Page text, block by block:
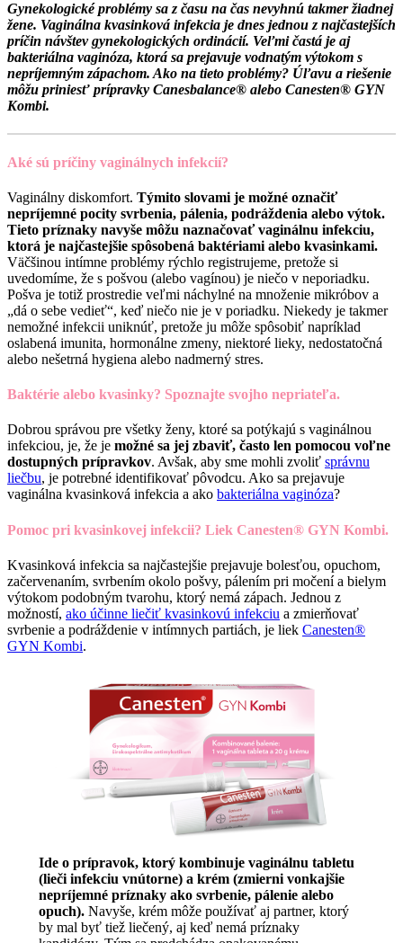
Gynekologické problémy sa z času na čas nevyhnú takmer žiadnej
žene. Vaginálna kvasinková infekcia je dnes jednou z najčastejších
príčin návštev gynekologických ordinácií. Veľmi častá je aj
bakteriálna vaginóza, ktorá sa prejavuje vodnatým výtokom s
nepríjemným zápachom. Ako na tieto problémy? Úľavu a riešenie
môžu priniesť prípravky Canesbalance® alebo Canesten® GYN
Kombi.
Aké sú príčiny vaginálnych infekcií?
Vaginálny diskomfort. Týmito slovami je možné označiť
nepríjemné pocity svrbenia, pálenia, podráždenia alebo výtok.
Tieto príznaky navyše môžu naznačovať vaginálnu infekciu,
ktorá je najčastejšie spôsobená baktériami alebo kvasinkami.
Väčšinou intímne problémy rýchlo registrujeme, pretože si
uvedomíme, že s pošvou (alebo vagínou) je niečo v neporiadku.
Pošva je totiž prostredie veľmi náchylné na množenie mikróbov a
„dá o sebe vedieť“, keď niečo nie je v poriadku. Niekedy je takmer
nemožné infekcii uniknúť, pretože ju môže spôsobiť napríklad
oslabená imunita, hormonálne zmeny, niektoré lieky, nedostatočná
alebo nešetrná hygiena alebo nadmerný stres.
Baktérie alebo kvasinky? Spoznajte svojho nepriateľa.
Dobrou správou pre všetky ženy, ktoré sa potýkajú s vaginálnou
infekciou, je, že je možné sa jej zbaviť, často len pomocou voľne
dostupných prípravkov. Avšak, aby sme mohli zvoliť správnu
liečbu, je potrebné identifikovať pôvodcu. Ako sa prejavuje
vaginálna kvasinková infekcia a ako bakteriálna vaginóza?
Pomoc pri kvasinkovej infekcii? Liek Canesten® GYN Kombi.
Kvasinková infekcia sa najčastejšie prejavuje bolesťou, opuchom,
začervenaním, svrbením okolo pošvy, pálením pri močení a bielym
výtokom podobným tvarohu, ktorý nemá zápach. Jednou z
možností, ako účinne liečiť kvasinkovú infekciu a zmierňovať
svrbenie a podráždenie v intímnych partiách, je liek Canesten®
GYN Kombi.
Ide o prípravok, ktorý kombinuje vaginálnu tabletu
(lieči infekciu vnútorne) a krém (zmierni vonkajšie
nepríjemné príznaky ako svrbenie, pálenie alebo
opuch). Navyše, krém môže používať aj partner, ktorý
by mal byť tiež liečený, aj keď nemá príznaky